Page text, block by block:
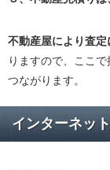
不動産屋により査定
りますので、ここ
つながります。
インターネッ